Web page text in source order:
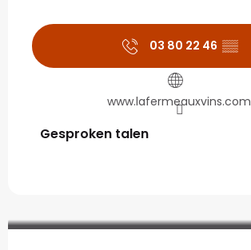
03 80 22 46 ▒▒
www.lafermeauxvins.com
Gesproken talen
Gesproken talen